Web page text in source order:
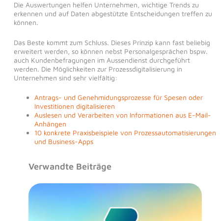
Die Auswertungen helfen Unternehmen, wichtige Trends zu
erkennen und auf Daten abgestützte Entscheidungen treffen zu
können.
Das Beste kommt zum Schluss. Dieses Prinzip kann fast beliebig
erweitert werden, so können nebst Personalgesprächen bspw.
auch Kundenbefragungen im Aussendienst durchgeführt
werden. Die Möglichkeiten zur Prozessdigitalisierung in
Unternehmen sind sehr vielfältig:
Antrags- und Genehmidungsprozesse für Spesen oder
Investitionen digitalisieren
Auslesen und Verarbeiten von Informationen aus E-Mail-
Anhängen
10 konkrete Praxisbeispiele von Prozessautomatisierungen
und Business-Apps
Verwandte Beiträge